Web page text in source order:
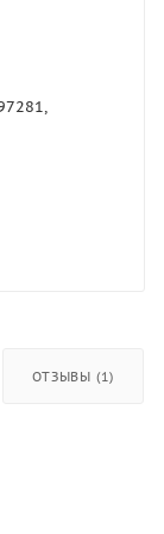
ОТЗЫВЫ (1)